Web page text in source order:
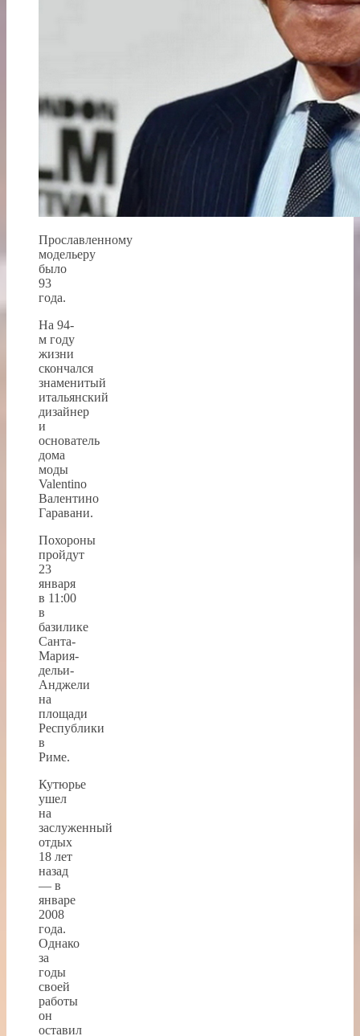
Прославленному
модельеру
было
93
года.
На 94-
м году
жизни
скончался
знаменитый
итальянский
дизайнер
и
основатель
дома
моды
Valentino
Валентино
Гаравани.
Похороны
пройдут
23
января
в 11:00
в
базилике
Санта-
Мария-
дельи-
Анджели
на
площади
Республики
в
Риме.
Кутюрье
ушел
на
заслуженный
отдых
18 лет
назад
— в
январе
2008
года.
Однако
за
годы
своей
работы
он
оставил